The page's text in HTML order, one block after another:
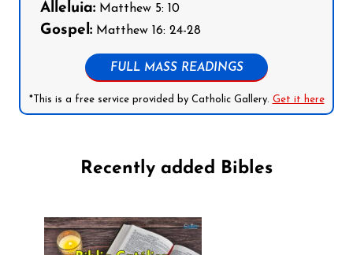
Alleluia: Matthew 5: 10
Gospel: Matthew 16: 24-28
FULL MASS READINGS
*This is a free service provided by Catholic Gallery. Get it here
Recently added Bibles